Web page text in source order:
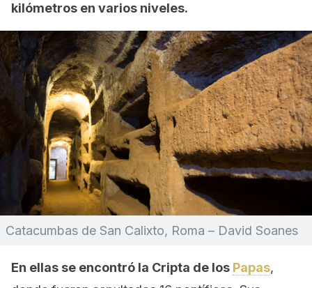
kilómetros en varios niveles.
Catacumbas de San Calixto, Roma – David Soanes
En ellas se encontró la Cripta de los Papas,